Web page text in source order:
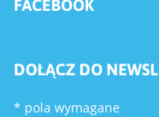
FACEBOOK
DOŁĄCZ DO
* pola wymagane